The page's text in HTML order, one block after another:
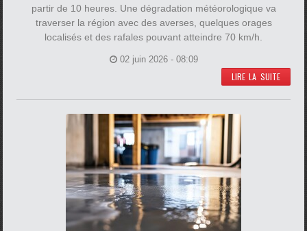
partir de 10 heures. Une dégradation météorologique va
traverser la région avec des averses, quelques orages
localisés et des rafales pouvant atteindre 70 km/h.
02 juin 2026 - 08:09
LIRE LA SUITE